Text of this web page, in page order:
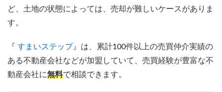
ど、土地の状態によっては、売却が難しいケースがありま
す。
『 すまいステップ』は、累計100件以上の売買仲介実績の
ある不動産会社などが加盟していて、売買経験が豊富な不
動産会社に無料で相談できます。